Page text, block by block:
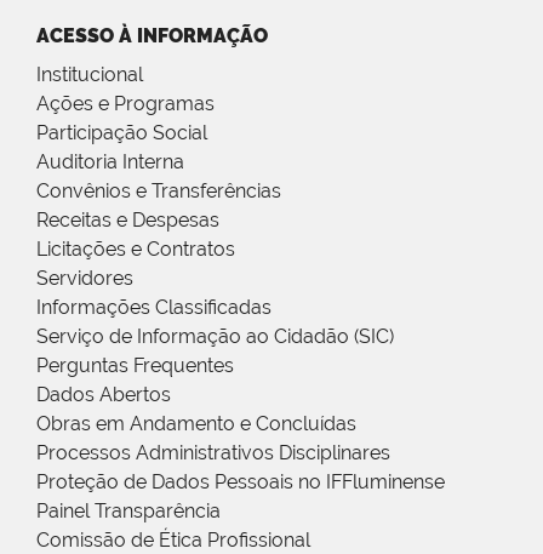
ACESSO À INFORMAÇÃO
Institucional
Ações e Programas
Participação Social
Auditoria Interna
Convênios e Transferências
Receitas e Despesas
Licitações e Contratos
Servidores
Informações Classificadas
Serviço de Informação ao Cidadão (SIC)
Perguntas Frequentes
Dados Abertos
Obras em Andamento e Concluídas
Processos Administrativos Disciplinares
Proteção de Dados Pessoais no IFFluminense
Painel Transparência
Comissão de Ética Profissional